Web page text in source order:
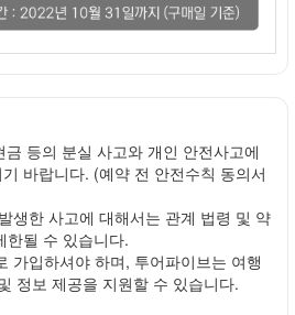
등의 분실 사고와 개인 안전사고에
바랍니다. (예약 전 안전수칙 동의서
생한 사고에 대해서는 관계 법령 및 약
한될 수 있습니다.
가입하셔야 하며, 투어파이브는 여행
정보 제공을 지원할 수 있습니다.